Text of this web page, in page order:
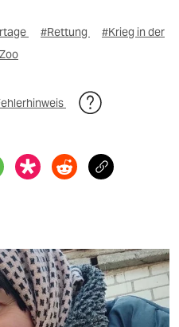
#Rettung
#Krieg in der